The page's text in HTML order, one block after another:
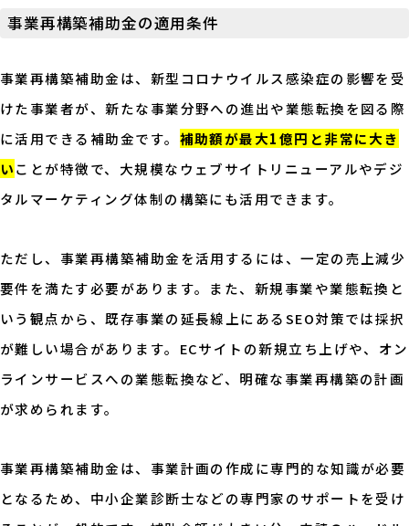
事業再構築補助金の適用条件
事業再構築補助金は、新型コロナウイルス感染症の影響を受
けた事業者が、新たな事業分野への進出や業態転換を図る際
に活用できる補助金です。 補助額が最大1億円と非常に大き
いことが特徴で、大規模なウェブサイトリニューアルやデジ
タルマーケティング体制の構築にも活用できます。
ただし、事業再構築補助金を活用するには、一定の売上減少
要件を満たす必要があります。また、新規事業や業態転換と
いう観点から、既存事業の延長線上にあるSEO対策では採択
が難しい場合があります。ECサイトの新規立ち上げや、オン
ラインサービスへの業態転換など、明確な事業再構築の計画
が求められます。
事業再構築補助金は、事業計画の作成に専門的な知識が必要
となるため、中小企業診断士などの専門家のサポートを受け